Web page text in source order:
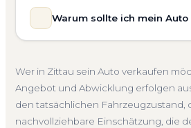
Kostenlose Bewertung
egal ob zu Hause, am
Warum sollte ich mein
verbindliches Angebot und
4.800 zufriedene Kunden
Seit 2010 4.800+ Ankäufe
Wer in Zittau sein Auto verkaufen
Angebot und Abwicklung erfolgen
den tatsächlichen Fahrzeugzustand,
nachvollziehbare Einschätzung, die